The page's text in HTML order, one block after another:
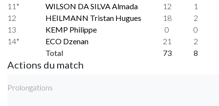
11*
WILSON DA SILVA Almada 12
1
12
HEILMANN Tristan Hugues 18
2
13
KEMP Philippe 0
0
14*
ECO Dzenan 21
2
Total
73 8
Actions du match
Prolongations